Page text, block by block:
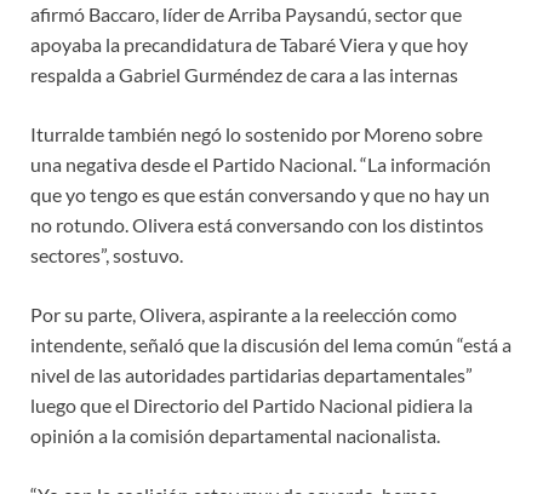
afirmó Baccaro, líder de Arriba Paysandú, sector que
apoyaba la precandidatura de Tabaré Viera y que hoy
respalda a Gabriel Gurméndez de cara a las internas
Iturralde también negó lo sostenido por Moreno sobre
una negativa desde el Partido Nacional. “La información
que yo tengo es que están conversando y que no hay un
no rotundo. Olivera está conversando con los distintos
sectores”, sostuvo.
Por su parte, Olivera, aspirante a la reelección como
intendente, señaló que la discusión del lema común “está a
nivel de las autoridades partidarias departamentales”
luego que el Directorio del Partido Nacional pidiera la
opinión a la comisión departamental nacionalista.